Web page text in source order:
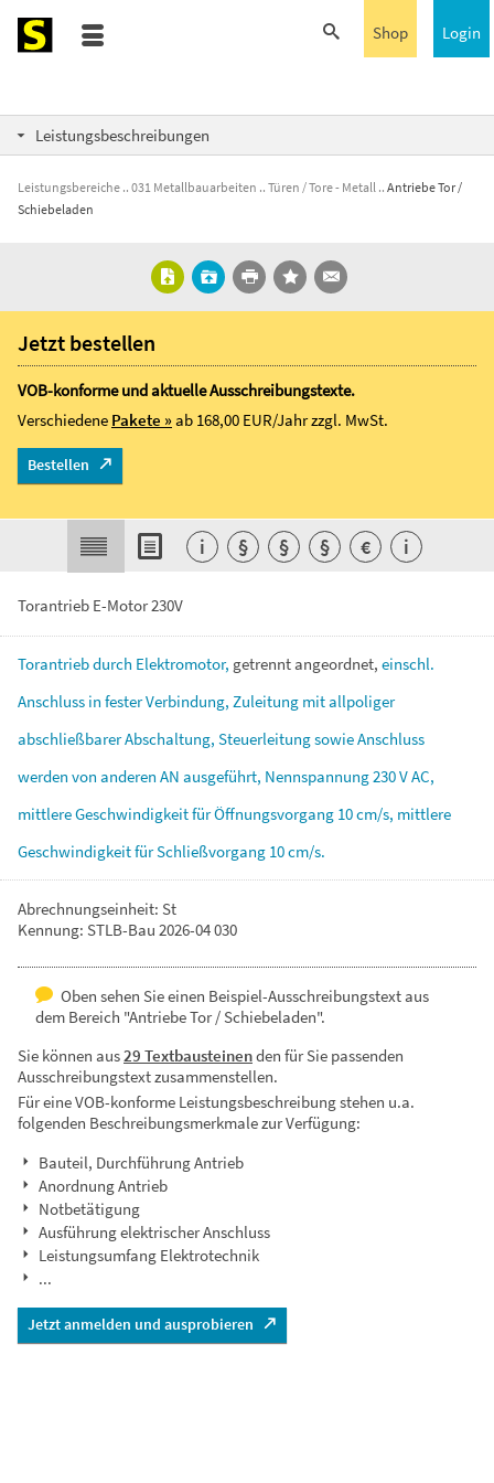
Login
Shop
Leistungsbeschreibungen
Leistungsbereiche 031 Metallbauarbeiten Türen / Tore - Metall
Antriebe Tor /
Schiebeladen
Torantrieb E-Motor 230V
Torantriebdurch Elektromotor, getrenntangeordnet, einschl.
Anschluss in festerVerbindung, Zuleitung mitallpoliger
abschließbarerAbschaltung, SteuerleitungsowieAnschluss
werden von anderen AN ausgeführt, Nennspannung230VAC,
mittlereGeschwindigkeitfürÖffnungsvorgang 10cm/s, mittlere
GeschwindigkeitfürSchließvorgang 10cm/s.
Abrechnungseinheit: St
Kennung: STLB-Bau 2026-04 030
Oben sehen Sie einen Beispiel-Ausschreibungstext aus
dem Bereich "Antriebe Tor / Schiebeladen".
Sie können aus29 Textbausteinenden für Sie passenden
Ausschreibungstext zusammenstellen.
Für eine VOB-konforme Leistungsbeschreibung stehen u.a.
folgenden Beschreibungsmerkmale zur Verfügung:
Bauteil, Durchführung Antrieb
Anordnung Antrieb
Notbetätigung
Ausführung elektrischer Anschluss
Leistungsumfang Elektrotechnik
...
Jetzt anmelden und ausprobieren
Jetzt bestellen
VOB-konforme und aktuelle Ausschreibungstexte.
Verschiedene Pakete »ab 168,00 EUR/Jahrzzgl. MwSt.
Bestellen
i § § § € i